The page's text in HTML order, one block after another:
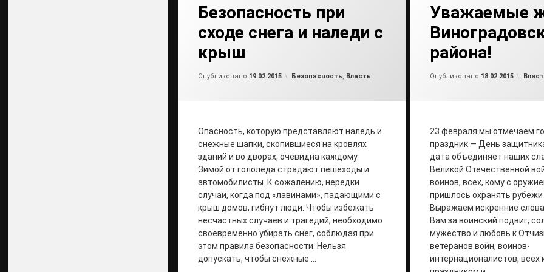
Безопасность при
сходе снега и наледи с
крыш
Опубликовано 19.02.2015 Рубрики:
Безопасность, Власть
Опасность, которую представляют наледь и
снежные шапки, скопившиеся на кровлях
зданий и во дворах, очевидна каждому.
Зимой от гололеда страдают пешеходы и
автомобилисты. К сожалению, нередки
случаи, когда под «лавинами», падающими с
крыш домов, гибнут люди. Чтобы избежать
несчастных случаев и трагедий, необходимо
своевременно убирать снег, соблюдая при
этом правила безопасности. Нельзя
допускать, чтобы снежные …
Уважаемые
района!
Опубликовано 18.02.2015
23 февраля мы отмечаем
праздник — День
дата объединяет наших
Великой Отечественной
воинов, всех, кому с
пришлось охранять
Выражаем искренние
Вам за воинский подвиг,
мужество и любовь к
ветеранов войн, воинов-
интернационалистов, всех